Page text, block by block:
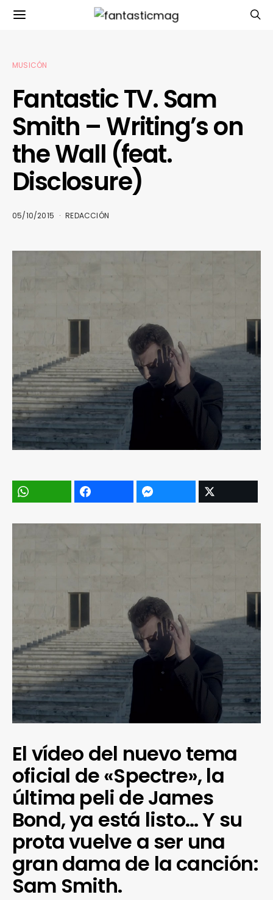
MUSICÓN
Fantastic TV. Sam
Smith – Writing’s on
the Wall (feat.
Disclosure)
05/10/2015 REDACCIÓN
El vídeo del nuevo tema
oficial de «Spectre», la
última peli de James
Bond, ya está listo… Y su
prota vuelve a ser una
gran dama de la canción:
Sam Smith.